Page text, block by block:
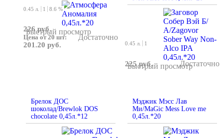
Быстрый просмотр
0.45 л. 1 8.6 %
226 руб.
Цена от 20 шт:
201.20 руб.
Достаточно
Быстрый просмотр
0.45 л. 1
225 руб. Достаточно
Брелок ДОС
шоколад/Brewlok DOS
chocolate 0,45л.*12
Мэджик Мэсс Лав
Ми/MaGic Mess Love me
0,45л.*20